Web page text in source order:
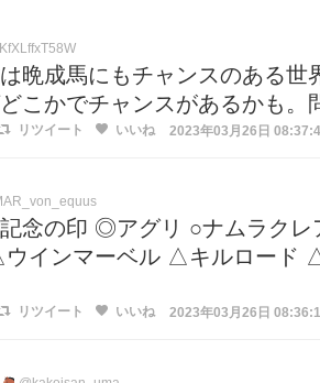
晩成馬にもチャンスのある
こかでチャンスがあるかも。
リツイート いいね 2023年03月26日
念の印 ◎アグリ ○ナムラク
インマーベル △キルロード
リツイート いいね 2023年03月26日